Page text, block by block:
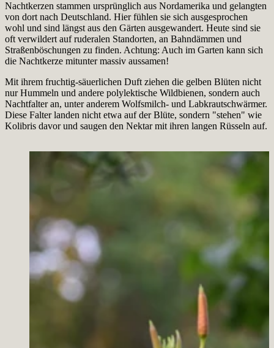
Nachtkerzen stammen ursprünglich aus Nordamerika und gelangten
von dort nach Deutschland. Hier fühlen sie sich ausgesprochen
wohl und sind längst aus den Gärten ausgewandert. Heute sind sie
oft verwildert auf ruderalen Standorten, an Bahndämmen und
Straßenböschungen zu finden. Achtung: Auch im Garten kann sich
die Nachtkerze mitunter massiv aussamen!
Mit ihrem fruchtig-säuerlichen Duft ziehen die gelben Blüten nicht
nur Hummeln und andere polylektische Wildbienen, sondern auch
Nachtfalter an, unter anderem Wolfsmilch- und Labkrautschwärmer.
Diese Falter landen nicht etwa auf der Blüte, sondern "stehen" wie
Kolibris davor und saugen den Nektar mit ihren langen Rüsseln auf.